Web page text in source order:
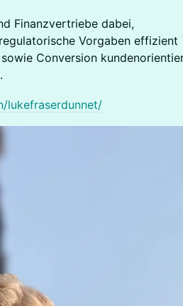
Finanzvertriebe dabei,
Vorgaben effizient
Conversion
lukefraserdunnet/